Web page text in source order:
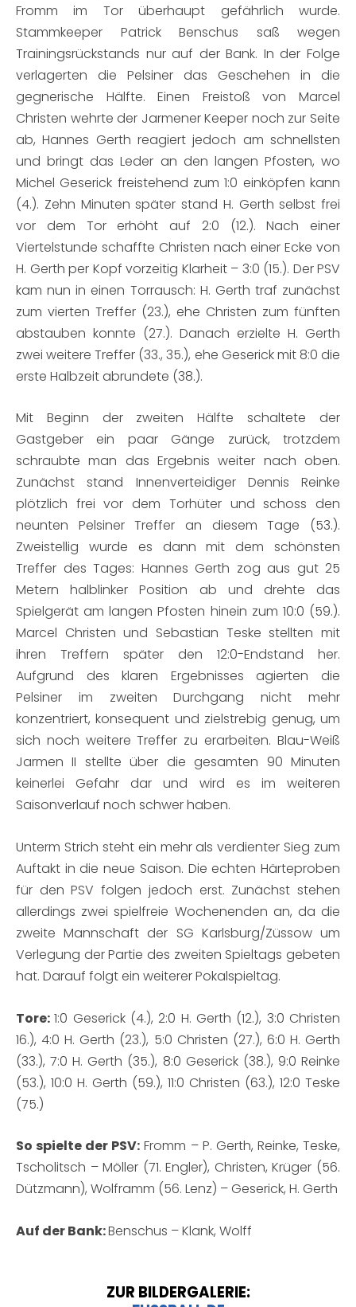
Fromm im Tor überhaupt gefährlich wurde.
Stammkeeper Patrick Benschus saß wegen
Trainingsrückstands nur auf der Bank. In der Folge
verlagerten die Pelsiner das Geschehen in die
gegnerische Hälfte. Einen Freistoß von Marcel
Christen wehrte der Jarmener Keeper noch zur Seite
ab, Hannes Gerth reagiert jedoch am schnellsten
und bringt das Leder an den langen Pfosten, wo
Michel Geserick freistehend zum 1:0 einköpfen kann
(4.). Zehn Minuten später stand H. Gerth selbst frei
vor dem Tor erhöht auf 2:0 (12.). Nach einer
Viertelstunde schaffte Christen nach einer Ecke von
H. Gerth per Kopf vorzeitig Klarheit – 3:0 (15.). Der PSV
kam nun in einen Torrausch: H. Gerth traf zunächst
zum vierten Treffer (23.), ehe Christen zum fünften
abstauben konnte (27.). Danach erzielte H. Gerth
zwei weitere Treffer (33., 35.), ehe Geserick mit 8:0 die
erste Halbzeit abrundete (38.).
Mit Beginn der zweiten Hälfte schaltete der
Gastgeber ein paar Gänge zurück, trotzdem
schraubte man das Ergebnis weiter nach oben.
Zunächst stand Innenverteidiger Dennis Reinke
plötzlich frei vor dem Torhüter und schoss den
neunten Pelsiner Treffer an diesem Tage (53.).
Zweistellig wurde es dann mit dem schönsten
Treffer des Tages: Hannes Gerth zog aus gut 25
Metern halblinker Position ab und drehte das
Spielgerät am langen Pfosten hinein zum 10:0 (59.).
Marcel Christen und Sebastian Teske stellten mit
ihren Treffern später den 12:0-Endstand her.
Aufgrund des klaren Ergebnisses agierten die
Pelsiner im zweiten Durchgang nicht mehr
konzentriert, konsequent und zielstrebig genug, um
sich noch weitere Treffer zu erarbeiten. Blau-Weiß
Jarmen II stellte über die gesamten 90 Minuten
keinerlei Gefahr dar und wird es im weiteren
Saisonverlauf noch schwer haben.
Unterm Strich steht ein mehr als verdienter Sieg zum
Auftakt in die neue Saison. Die echten Härteproben
für den PSV folgen jedoch erst. Zunächst stehen
allerdings zwei spielfreie Wochenenden an, da die
zweite Mannschaft der SG Karlsburg/Züssow um
Verlegung der Partie des zweiten Spieltags gebeten
hat. Darauf folgt ein weiterer Pokalspieltag.
Tore:1:0 Geserick (4.), 2:0 H. Gerth (12.), 3:0 Christen
16.), 4:0 H. Gerth (23.), 5:0 Christen (27.), 6:0 H. Gerth
(33.), 7:0 H. Gerth (35.), 8:0 Geserick (38.), 9:0 Reinke
(53.), 10:0 H. Gerth (59.), 11:0 Christen (63.), 12:0 Teske
(75.)
So spielte der PSV: Fromm – P. Gerth, Reinke, Teske,
Tscholitsch – Möller (71. Engler), Christen, Krüger (56.
Dützmann), Wolframm (56. Lenz) – Geserick, H. Gerth
Auf der Bank:Benschus – Klank, Wolff
ZUR BILDERGALERIE: